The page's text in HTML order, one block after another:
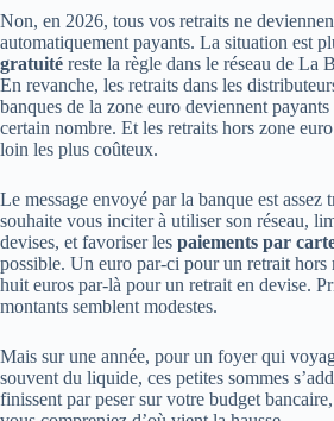
Non, en 2026, tous vos retraits ne
automatiquement payants. La situation est
gratuité reste la règle dans le réseau de La
En revanche, les retraits dans les
banques de la zone euro deviennent payants
certain nombre. Et les retraits hors zone
loin les plus coûteux.
Le message envoyé par la banque est assez
souhaite vous inciter à utiliser son réseau,
devises, et favoriser les paiements par
possible. Un euro par-ci pour un retrait hors
huit euros par-là pour un retrait en devise.
montants semblent modestes.
Mais sur une année, pour un foyer qui
souvent du liquide, ces petites sommes
finissent par peser sur votre budget